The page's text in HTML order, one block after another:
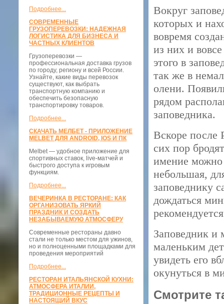
Подробнее...
СОВРЕМЕННЫЕ
ГРУЗОПЕРЕВОЗКИ: НАДЕЖНАЯ
ЛОГИСТИКА ДЛЯ БИЗНЕСА И
ЧАСТНЫХ КЛИЕНТОВ
Грузоперевозки —
профессиональная доставка грузов
по городу, региону и всей России.
Узнайте, какие виды перевозок
существуют, как выбрать
транспортную компанию и
обеспечить безопасную
транспортировку товаров.
Подробнее...
СКАЧАТЬ МЕЛБЕТ - ПРИЛОЖЕНИЕ
MELBET ДЛЯ ANDROID, IOS И ПК
Melbet — удобное приложение для
спортивных ставок, live-матчей и
быстрого доступа к игровым
функциям.
Подробнее...
ВЕЧЕРИНКА В РЕСТОРАНЕ: КАК
ОРГАНИЗОВАТЬ ЯРКИЙ
ПРАЗДНИК И СОЗДАТЬ
НЕЗАБЫВАЕМУЮ АТМОСФЕРУ
Современные рестораны давно
стали не только местом для ужинов,
но и полноценными площадками для
проведения мероприятий
Подробнее...
РЕСТОРАН ИТАЛЬЯНСКОЙ КУХНИ:
АТМОСФЕРА ИТАЛИИ,
ТРАДИЦИОННЫЕ РЕЦЕПТЫ И
НАСТОЯЩИЙ ВКУС
Вокруг
которых и
вовремя
из них и
этого в
так же в
олени.
рядом
заповедника.
Вскоре после
сих пор
имение можно
небольшая,
заповеднику
дождаться
Заповедник и
маленьким
увидеть его
окунуться в
Смотрите